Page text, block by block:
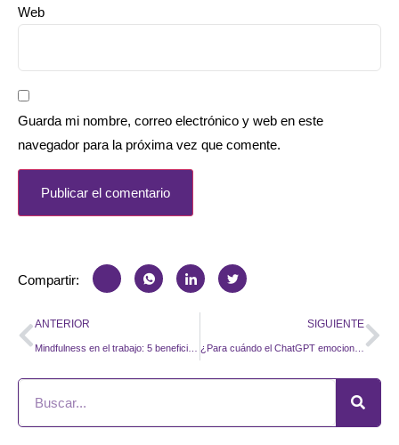
Web
Guarda mi nombre, correo electrónico y web en este
navegador para la próxima vez que comente.
Compartir:
ANTERIOR
Mindfulness en el trabajo: 5 beneficios clave
SIGUIENTE
¿Para cuándo el ChatGPT emocional? Parte II